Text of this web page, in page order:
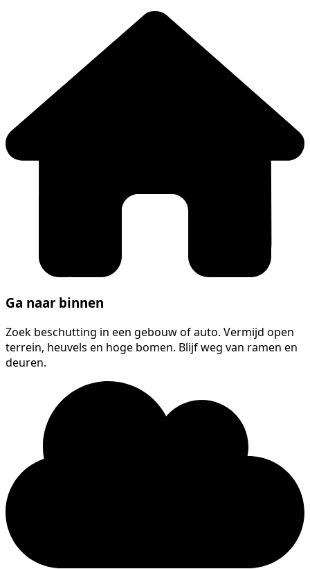
Ga naar binnen
Zoek beschutting in een gebouw of auto. Vermijd open
terrein, heuvels en hoge bomen. Blijf weg van ramen en
deuren.